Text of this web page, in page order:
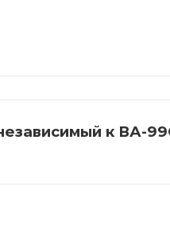
к ВА-